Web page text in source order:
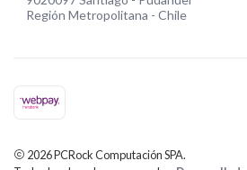
Región Metropolitana - Chile
2026 PCRock Computación SPA.